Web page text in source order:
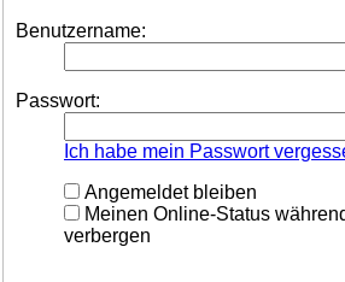
Benutzername:
Passwort:
Ich habe mein Passwort
Angemeldet bleiben
Meinen Online-Status
verbergen